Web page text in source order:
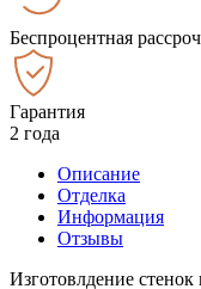
Беспроцентная
Гарантия
2 года
Описание
Отделка
Информация
Отзывы
Изготовлдение